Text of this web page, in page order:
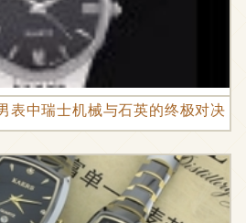
表中瑞士机械与石英的终极对决